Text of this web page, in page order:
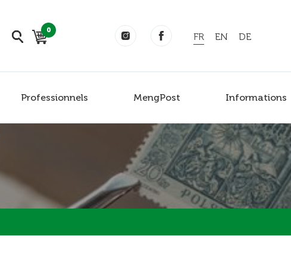
Professionnels MengPost Informations
0
FR EN DE